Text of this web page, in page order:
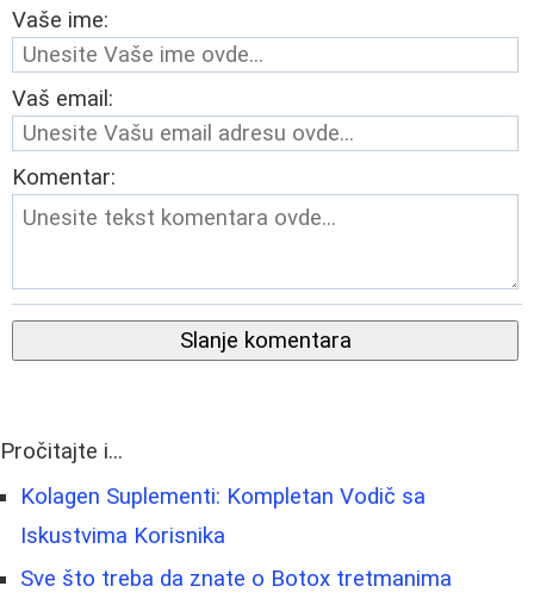
Vaše ime:
Vaš email:
Komentar:
Slanje komentara
Pročitajte i...
Kolagen Suplementi: Kompletan Vodič sa
Iskustvima Korisnika
Sve što treba da znate o Botox tretmanima